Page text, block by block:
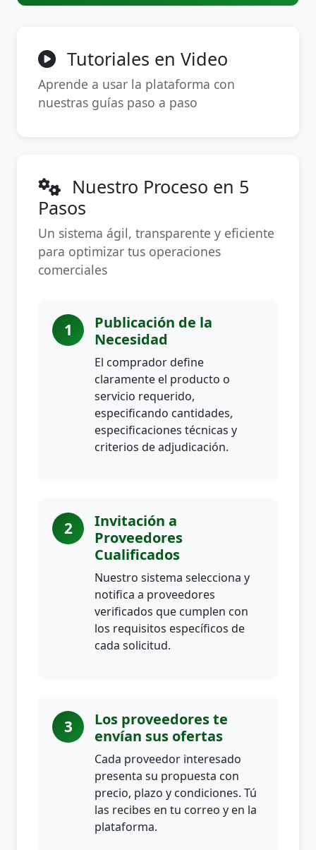
Tutoriales en Video
Aprende a usar la plataforma con
nuestras guías paso a paso
Nuestro Proceso en 5
Pasos
Un sistema ágil, transparente y eficiente
para optimizar tus operaciones
comerciales
1
Publicación de la
Necesidad
El comprador define
claramente el producto o
servicio requerido,
especificando cantidades,
especificaciones técnicas y
criterios de adjudicación.
2
Invitación a
Proveedores
Cualificados
Nuestro sistema selecciona y
notifica a proveedores
verificados que cumplen con
los requisitos específicos de
cada solicitud.
3
Los proveedores te
envían sus ofertas
Cada proveedor interesado
presenta su propuesta con
precio, plazo y condiciones. Tú
las recibes en tu correo y en la
plataforma.